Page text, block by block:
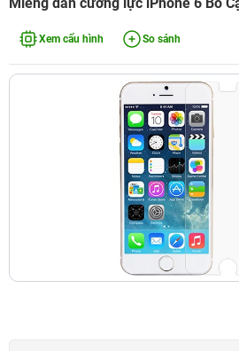
Xem cấu hình So sánh